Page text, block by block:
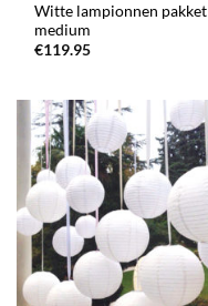
Witte lampionnen pakket
medium
€119.95